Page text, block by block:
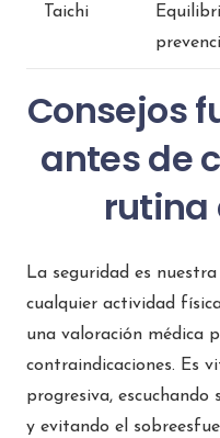
Taichi
Consejos
antes de
rutina
La seguridad es
cualquier actividad
una valoración médica
contraindicaciones. Es
progresiva, escuchando
y evitando el